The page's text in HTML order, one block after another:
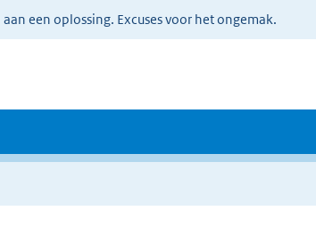
een oplossing. Excuses voor het ongemak.